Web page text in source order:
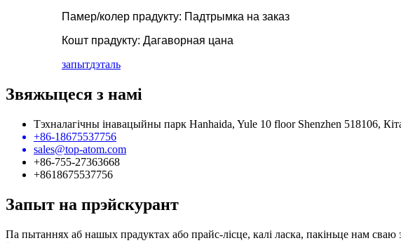
Памер/колер прадукту: Падтрымка на заказ
Кошт прадукту: Дагаворная цана
запытдэталь
Звяжыцеся з намі
Тэхналагічны інавацыйны парк Hanhaida, Yule 10 floor Shenzhen 518106,
+86-18675537756
sales@top-atom.com
+86-755-27363668
+8618675537756
Запыт на прэйскурант
Па пытаннях аб нашых прадуктах або прайс-лісце, калі ласка, пакіньце нам